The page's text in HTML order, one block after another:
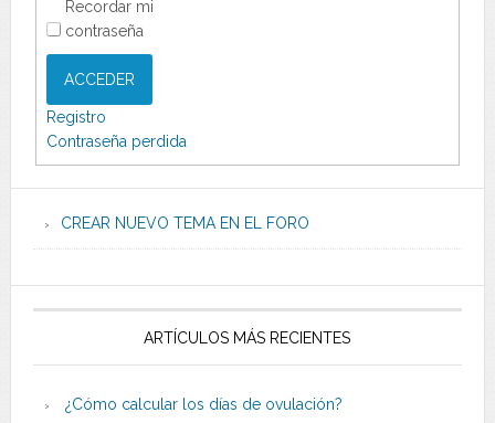
Recordar mi
contraseña
ACCEDER
Registro
Contraseña perdida
CREAR NUEVO TEMA EN EL FORO
ARTÍCULOS MÁS RECIENTES
¿Cómo calcular los días de ovulación?